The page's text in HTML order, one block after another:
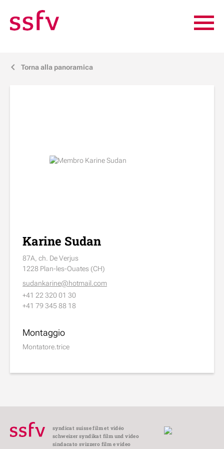
j Torna alla panoramica
Karine Sudan
87A, ch. De Verjus
1228 Plan-les-Ouates (CH)
sudankarine@hotmail.com
+41 22 320 01 30
+41 79 345 88 18
Montaggio
Montatore.trice
syndicat suisse film et vidéo
schweizer syndikat film und video
sindacato svizzero film e video